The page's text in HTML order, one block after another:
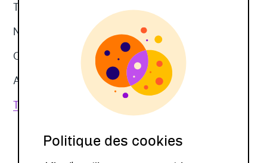
Thérapie d'acceptation et d'engagement
Neuropsychologie
CNV
Approches corporelles
Toutes les techniques
Politique des cookies